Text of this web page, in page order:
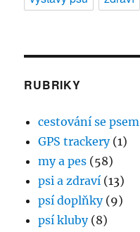
RUBRIKY
cestování se psem
GPS trackery(1)
my a pes (58)
psi a zdraví (13)
psí doplňky(9)
psí kluby(8)